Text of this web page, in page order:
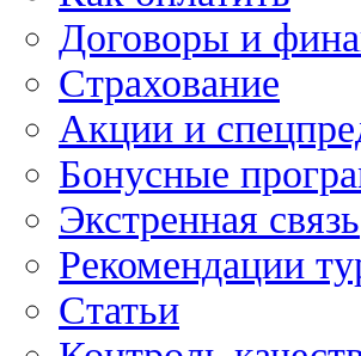
Договоры и
Страхование
Акции и
Бонусные
Экстренная связь
Рекомендации
Статьи